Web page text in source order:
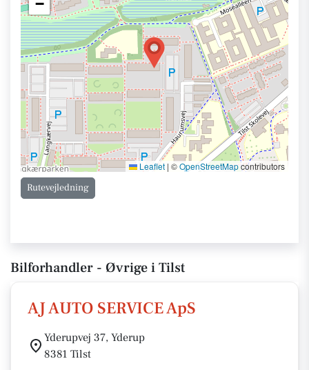
−
Leaflet | ©OpenStreetMapcontributors
Rutevejledning
Bilforhandler - Øvrige i Tilst
AJ AUTO SERVICE ApS
Yderupvej 37, Yderup
8381 Tilst